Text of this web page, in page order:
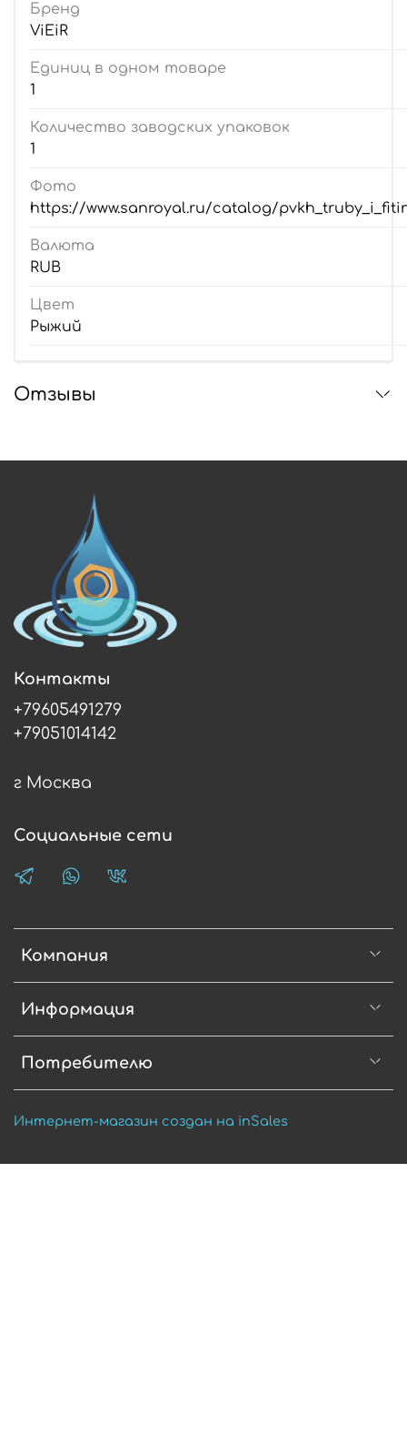
Бренд
ViEiR
Единиц в одном товаре
1
Количество заводских упаковок
1
Фото
https://www.sanroyal.ru/catalog/
Валюта
RUB
Цвет
Рыжий
Отзывы
Компания
Информация
Потребителю
Контакты
+79605491279
+79051014142
г Москва
Социальные сети
Интернет-магазин создан на inSales